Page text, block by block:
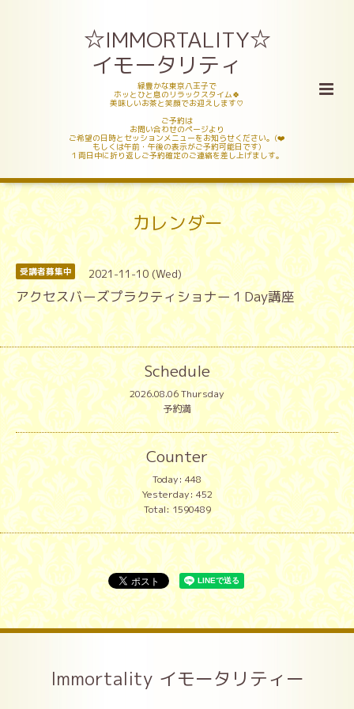
☆IMMORTALITY☆
イモータリティ
緑豊かな東京八王子で
ホッとひと息のリラックスタイム🍀
美味しいお茶と笑顔でお迎えします♡
ご予約は
お問い合わせのページより
ご希望の日時とセッションメニューをお知らせください。(❤️
もしくは午前・午後の表示がご予約可能日です)
１両日中に折り返しご予約確定のご連絡を差し上げましす。
カレンダー
受講者募集中 2021-11-10 (Wed)
アクセスバーズプラクティショナー１Day講座
Schedule
2026.08.06 Thursday
予約満
Counter
Today:448
Yesterday:452
Total:1590489
Immortality イモータリティー